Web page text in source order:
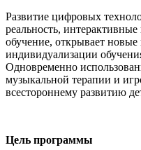
Развитие цифровых
реальность,
обучение, открывает
индивидуализации
Одновременно
музыкальной терапии и
всестороннему развитию
Цель программы